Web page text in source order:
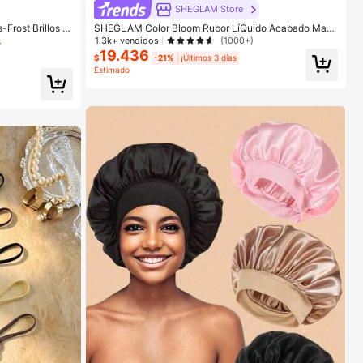
Frost Brillos M
SHEGLAM Store
SHEGLAM Color Bloom Rubor LíQuido Acabado Mate
-Rose Ritual Colorete Marca De Belleza CosméTica
Maquillaje Para Mujeres Y NiñAs
1.3k+ vendidos (1000+)
$19.436 -21%
¡Últimos 3 días
Estimado